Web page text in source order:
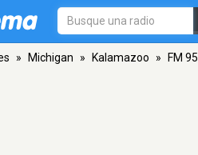
» Michigan » Kalamazoo » FM